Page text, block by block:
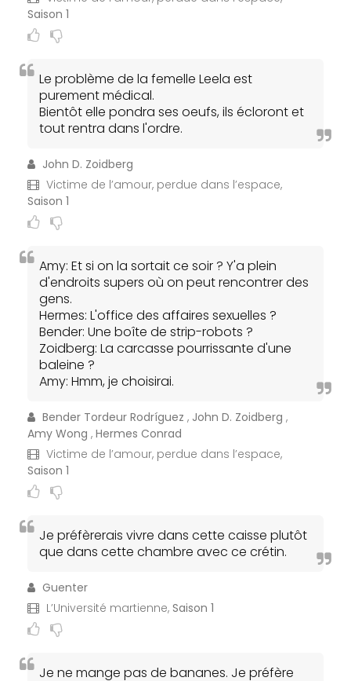
Saison 1
Le problème de la femelle Leela est
purement médical.
Bientôt elle pondra ses oeufs, ils écloront et
tout rentra dans l'ordre.
John D. Zoidberg
Victime de l’amour, perdue dans l’espace,
Saison 1
Amy: Et si on la sortait ce soir ? Y'a plein
d'endroits supers où on peut rencontrer des
gens.
Hermes: L'office des affaires sexuelles ?
Bender: Une boîte de strip-robots ?
Zoidberg: La carcasse pourrissante d'une
baleine ?
Amy: Hmm, je choisirai.
Bender Tordeur Rodríguez , John D. Zoidberg ,
Amy Wong , Hermes Conrad
Victime de l’amour, perdue dans l’espace,
Saison 1
Je préfèrerais vivre dans cette caisse plutôt
que dans cette chambre avec ce crétin.
Guenter
L’Université martienne, Saison 1
Je ne mange pas de bananes. Je préfère